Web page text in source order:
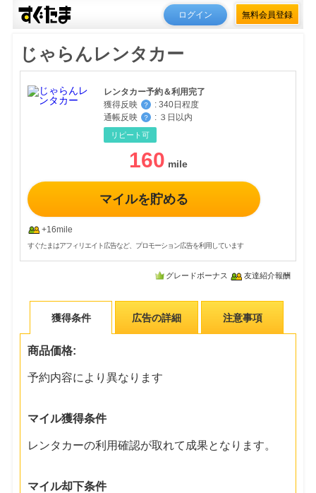
ログイン 無料会員登録
じゃらんレンタカー
レンタカー予約＆利用完了
獲得反映
？ : 340日程度
通帳反映
？ : ３日以内
リピート可
160
マイルを貯める
+16mile
すぐたまはアフィリエイト広告など、プロモーション広告を利用しています
グレードボーナス 友達紹介報酬
獲得条件 広告の詳細 注意事項
商品価格:
予約内容により異なります
マイル獲得条件
レンタカーの利用確認が取れて成果となります。
マイル却下条件